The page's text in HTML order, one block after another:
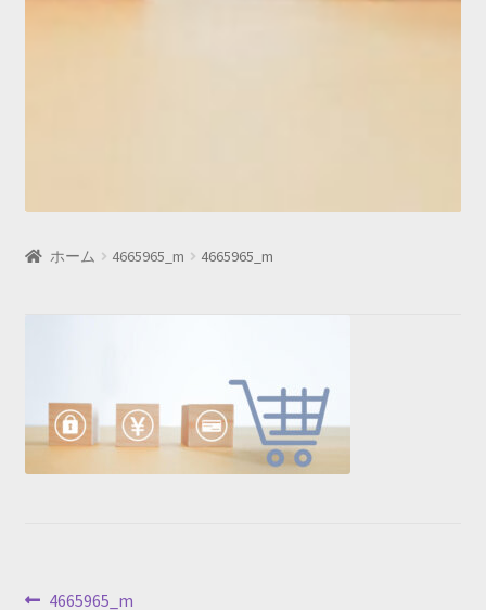
ホーム 4665965_m 4665965_m
前
4665965_m